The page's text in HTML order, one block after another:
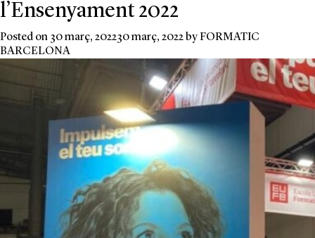
l’Ensenyament 2022
Posted on 30 març, 202230 març, 2022 byFORMATIC
BARCELONA